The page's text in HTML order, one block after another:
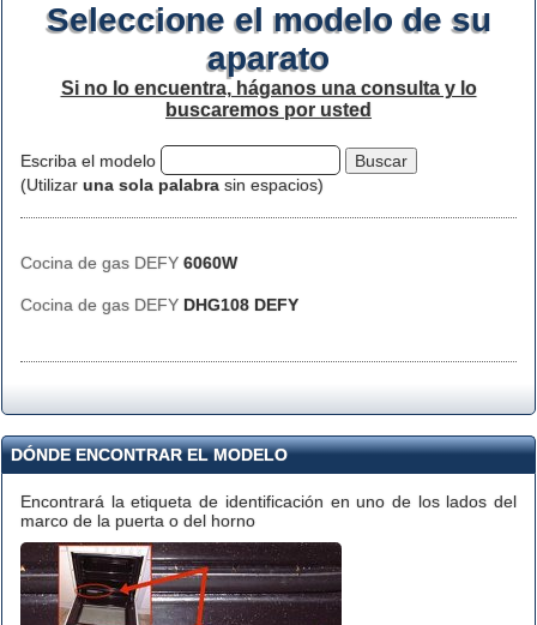
Seleccione el modelo de su
aparato
Si no lo encuentra, háganos una consulta y lo
buscaremos por usted
Escriba el modelo
(Utilizar una sola palabra sin espacios)
Cocina de gas DEFY 6060W
Cocina de gas DEFY DHG108 DEFY
DÓNDE ENCONTRAR EL MODELO
Encontrará la etiqueta de identificación en uno de los lados del
marco de la puerta o del horno